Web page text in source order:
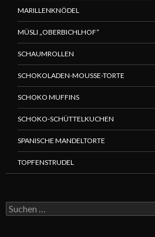
MARILLENKNÖDEL
MÜSLI „OBERBICHLHOF“
SCHAUMROLLEN
SCHOKOLADEN-MOUSSE-TORTE
SCHOKO MUFFINS
SCHOKO-SCHÜTTELKUCHEN
SPANISCHE MANDELTORTE
TOPFENSTRUDEL
Suchen
nach: